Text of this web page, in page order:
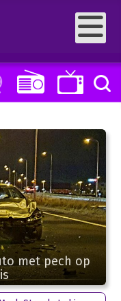
met pech op